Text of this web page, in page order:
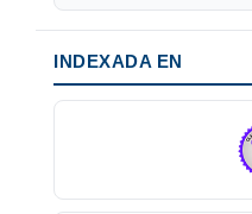
INDEXADA EN